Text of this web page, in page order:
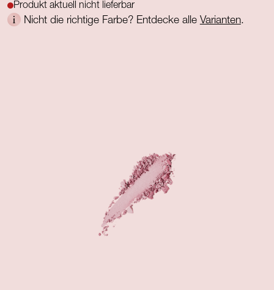
Produkt aktuell nicht lieferbar
Nicht die richtige Farbe? Entdecke alle Varianten.